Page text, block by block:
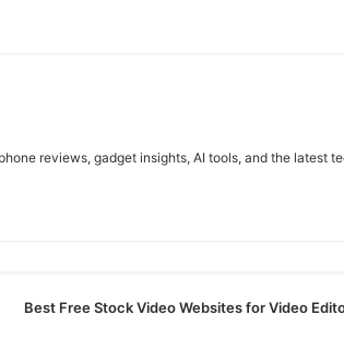
reviews, gadget insights, AI tools, and the latest
Best Free Stock Video Websites for Video